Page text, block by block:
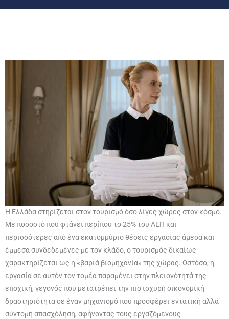
Η Ελλάδα στηρίζεται στον τουρισμό όσο λίγες χώρες στον κόσμο.
Με ποσοστό που φτάνει περίπου το 25% του ΑΕΠ και
περισσότερες από ένα εκατομμύριο θέσεις εργασίας άμεσα και
έμμεσα συνδεδεμένες με τον κλάδο, ο τουρισμός δικαίως
χαρακτηρίζεται ως η «βαριά βιομηχανία» της χώρας. Ωστόσο, η
εργασία σε αυτόν τον τομέα παραμένει στην πλειονότητά της
εποχική, γεγονός που μετατρέπει την πιο ισχυρή οικονομική
δραστηριότητα σε έναν μηχανισμό που προσφέρει εντατική αλλά
σύντομη απασχόληση, αφήνοντας τους εργαζόμενους